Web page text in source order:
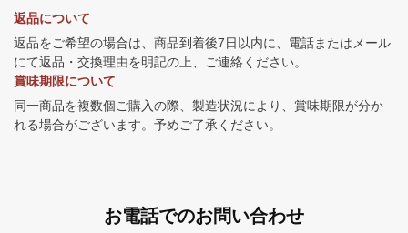
返品について
返品をご希望の場合は、商品到着後7日以内に、電話またはメール
にて返品・交換理由を明記の上、ご連絡ください。
賞味期限について
同一商品を複数個ご購入の際、製造状況により、賞味期限が分か
れる場合がございます。予めご了承ください。
お電話でのお問い合わせ